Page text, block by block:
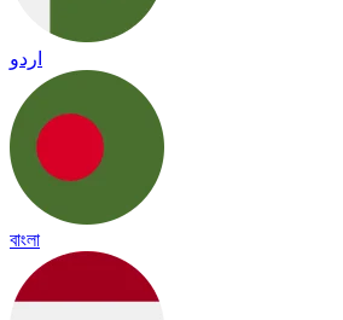
اردو
বাংলা